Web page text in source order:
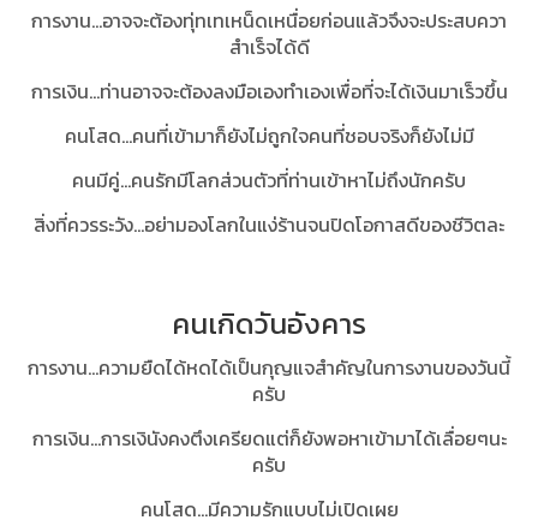
การงาน...อาจจะต้องทุ่ทเทเหน็ดเหนื่อยก่อนแล้วจึงจะประสบควา
สำเร็จได้ดี
การเงิน...ท่านอาจจะต้องลงมือเองทำเองเพื่อที่จะได้เงินมาเร็วขึ้น
คนโสด...คนที่เข้ามาก็ยังไม่ถูกใจคนที่ชอบจริงก็ยังไม่มี
คนมีคู่...คนรักมีโลกส่วนตัวที่ท่านเข้าหาไม่ถึงนักครับ
สิ่งที่ควรระวัง...อย่ามองโลกในแง่ร้านจนปิดโอกาสดีของชีวิตละ
คนเกิดวันอังคาร
การงาน...ความยืดได้หดได้เป็นกุญแจสำคัญในการงานของวันนี้
ครับ
การเงิน...การเงินังคงตึงเครียดแต่ก็ยังพอหาเข้ามาได้เลื่อยๆนะ
ครับ
คนโสด...มีความรักแบบไม่เปิดเผย